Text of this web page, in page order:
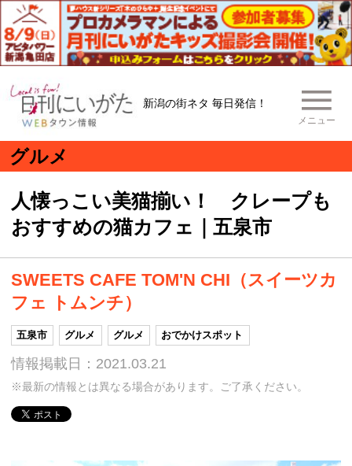
新潟の街ネタ 毎日発信！
メニュー
グルメ
人懐っこい美猫揃い！ クレープも
おすすめの猫カフェ｜五泉市
SWEETS CAFE TOM'N CHI（スイーツカ
フェ トムンチ）
五泉市 グルメ グルメ おでかけスポット
情報掲載日：2021.03.21
※最新の情報とは異なる場合があります。ご了承ください。